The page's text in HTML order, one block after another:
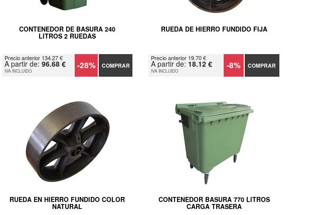
CONTENEDOR DE BASURA 240
LITROS 2 RUEDAS
Precio anterior 134.27 €
A partir de: 96.68 €
IVA INCLUIDO -28% COMPRAR
RUEDA DE HIERRO FUNDIDO FIJA
Precio anterior 19.70 €
A partir de: 18.12 €
IVA INCLUIDO -8% COMPRAR
RUEDA EN HIERRO FUNDIDO COLOR
NATURAL
CONTENEDOR BASURA 770 LITROS
CARGA TRASERA